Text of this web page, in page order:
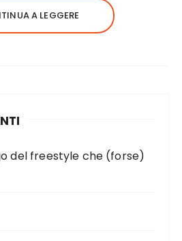
A LEGGERE
del freestyle che (forse)